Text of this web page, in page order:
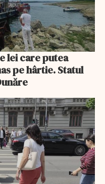
lei care putea
pe hârtie. Statul